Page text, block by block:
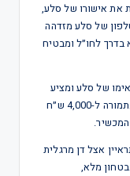
את אישורו של סלע,
של סלע מזדהה
לחו״ל ומבטיח
של סלע ומציע
לה לרכוש את מכשיר הטלפון הנייד של סלע בתמורה ל-4,000 ש״ח
אצל דן מרגלית
מלא,